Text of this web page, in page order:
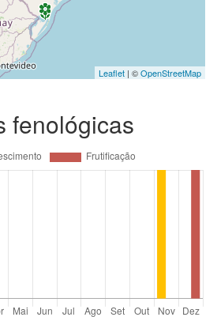
Leaflet | ©OpenStreetMap
fenológicas